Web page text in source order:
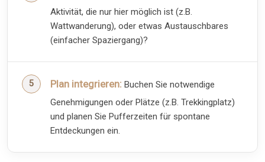
Aktivität, die nur hier möglich ist (z.B.
Wattwanderung), oder etwas Austauschbares
(einfacher Spaziergang)?
Plan integrieren: Buchen Sie notwendige
Genehmigungen oder Plätze (z.B. Trekkingplatz)
und planen Sie Pufferzeiten für spontane
Entdeckungen ein.